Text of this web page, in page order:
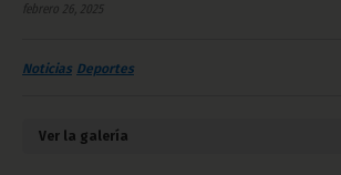
febrero 26, 2025
Noticias Deportes
Ver la galería